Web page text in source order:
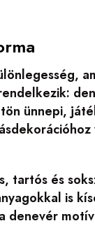
ünnepi,
tartós és
is
denevér